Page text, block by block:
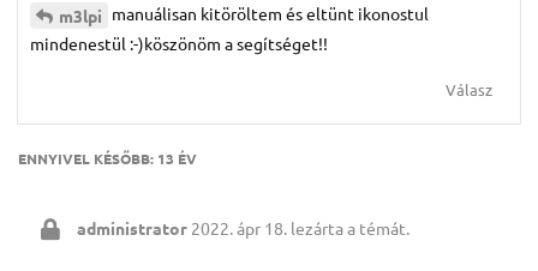
m3lpi manuálisan kitöröltem és eltünt ikonostul
mindenestül :-)köszönöm a segítséget!!
Válasz
ENNYIVEL KÉSŐBB: 13 ÉV
administrator 2022. ápr 18. lezárta a témát.